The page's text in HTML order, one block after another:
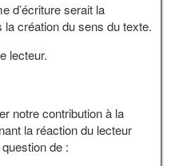
d’écriture serait la
création du sens du texte.
lecteur.
notre contribution à la
la réaction du lecteur
de :